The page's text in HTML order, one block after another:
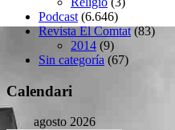
Podcast (6.646)
Revista El Comtat(83)
2014 (9)
Sin categoría (67)
Calendari
agosto 2026